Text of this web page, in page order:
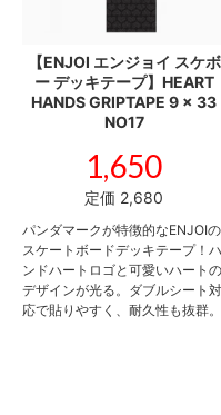
【ENJOI エンジョイ スケボ
ー デッキテープ】HEART
HANDS GRIPTAPE 9 x 33
NO17
1,650
定価 2,680
パンダマークが特徴的なENJOIの
スケートボードデッキテープ！ハ
ンドハートロゴと可愛いハートの
デザインが光る。ダブルシート対
応で貼りやすく、耐久性も抜群。